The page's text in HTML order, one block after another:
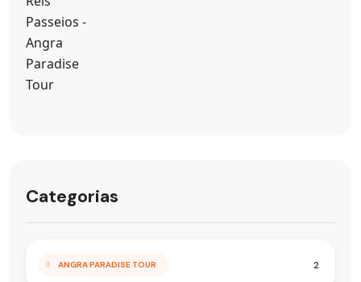
Categorias
ANGRA PARADISE TOUR 2